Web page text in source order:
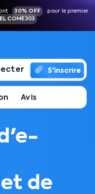
30% OFF
pour le premier
S'inscrire
Avis
de